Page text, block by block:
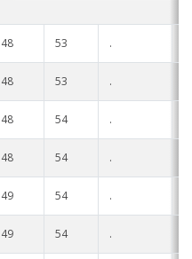
48 53 .
48 53 .
48 54 .
48 54 .
49 54 .
49 54 .